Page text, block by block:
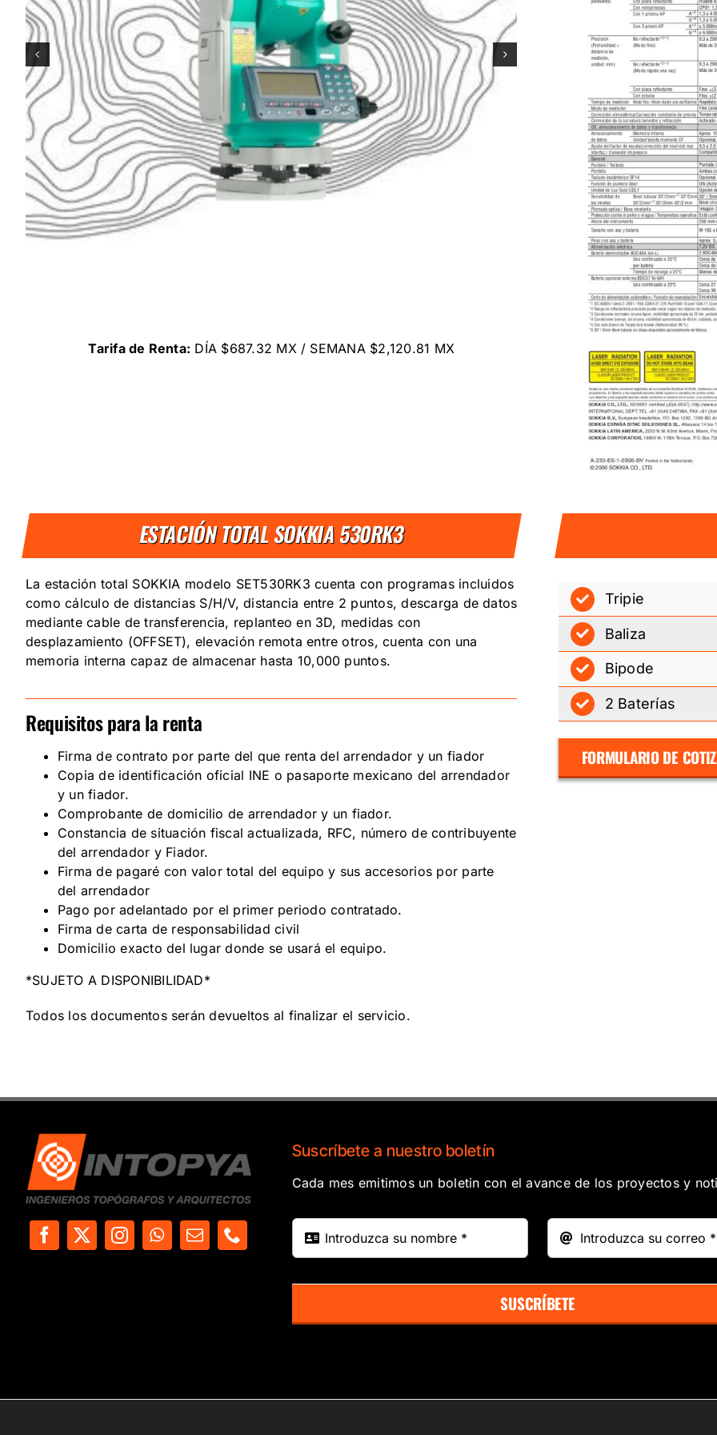
Tarifa de Renta: DÍA $687.32 MX / SEMANA $2,120.81 MX
ESTACIÓN TOTAL SOKKIA 530RK3
La estación total SOKKIA modelo SET530RK3 cuenta con programas incluidos
como cálculo de distancias S/H/V, distancia entre 2 puntos, descarga de datos
mediante cable de transferencia, replanteo en 3D, medidas con
desplazamiento (OFFSET), elevación remota entre otros, cuenta con una
memoria interna capaz de almacenar hasta 10,000 puntos.
Requisitos para la renta
Firma de contrato por parte del que renta del arrendador y un fiador
Copia de identificación oficial INE o pasaporte mexicano del arrendador
y un fiador.
Comprobante de domicilio de arrendador y un fiador.
Constancia de situación fiscal actualizada, RFC, número de contribuyente
del arrendador y Fiador.
Firma de pagaré con valor total del equipo y sus accesorios por parte
del arrendador
Pago por adelantado por el primer periodo contratado.
Firma de carta de responsabilidad civil
Domicilio exacto del lugar donde se usará el equipo.
*SUJETO A DISPONIBILIDAD*
Todos los documentos serán devueltos al finalizar el servicio.
Tripie
Baliza
Bipode
2 Baterías
FORMULARIO DE
Suscríbete a nuestro boletín
Cada mes emitimos un boletin con el avance de los proyectos y
SUSCRÍBETE